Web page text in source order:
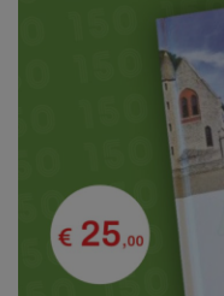
Notre offre
Association des Parents